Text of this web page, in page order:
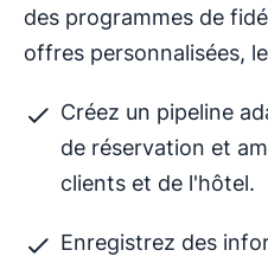
des programmes de
offres personnalisées,
Créez un pipeline
de réservation et
clients et de l'hôtel.
Enregistrez des